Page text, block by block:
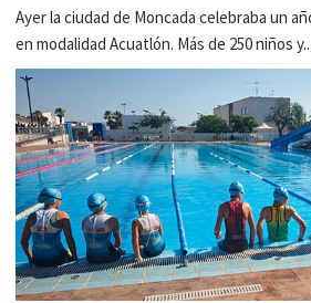
Ayer la ciudad de Moncada celebraba un
en modalidad Acuatlón. Más de 250 niños y...